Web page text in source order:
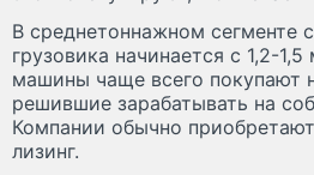
В среднетоннажном сегменте
грузовика начинается с 1,2-
машины чаще всего покупают
решившие зарабатывать на
Компании обычно
лизинг.